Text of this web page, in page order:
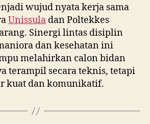
wujud nyata kerja sama
Unissula dan Poltekkes
Sinergi lintas disiplin
dan kesehatan ini
melahirkan calon bidan
terampil secara teknis, tetapi
kuat dan komunikatif.